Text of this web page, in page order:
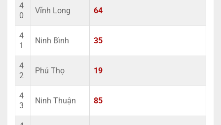
4
0
Vĩnh Long 64
4
1
Ninh Bình 35
4
2
Phú Thọ 19
4
3
Ninh Thuận 85